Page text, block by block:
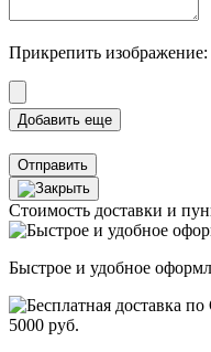
Прикрепить изображение:
Отправить
Стоимость доставки и
Быстрое и удобное